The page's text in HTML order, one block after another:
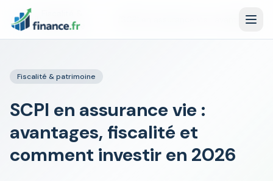
Accueil/
patrimoine
SCPI en assurance vie : avantages, fiscalité et comment investir en 2026
Fiscalité & patrimoine
SCPI en assurance vie :
avantages, fiscalité et
comment investir en 2026